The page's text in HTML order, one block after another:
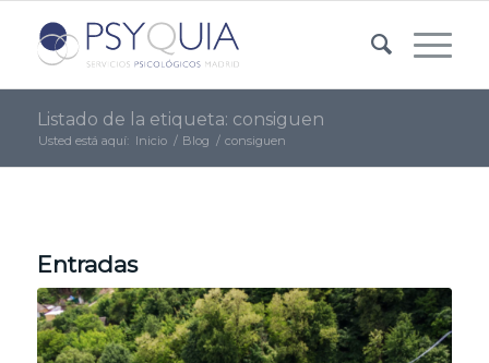
Listado de la etiqueta: consiguen
Usted está aquí: Inicio / Blog / consiguen
Entradas